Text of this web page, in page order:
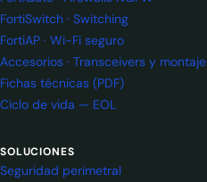
FortiSwitch · Switching
FortiAP · Wi-Fi seguro
Accesorios · Transceivers y montaje
Fichas técnicas (PDF)
Ciclo de vida — EOL
SOLUCIONES
Seguridad perimetral